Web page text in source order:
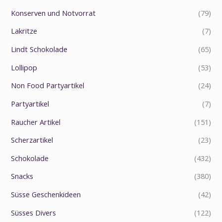
Konserven und Notvorrat
(79)
Lakritze
(7)
Lindt Schokolade
(65)
Lollipop
(53)
Non Food Partyartikel
(24)
Partyartikel
(7)
Raucher Artikel
(151)
Scherzartikel
(23)
Schokolade
(432)
Snacks
(380)
Süsse Geschenkideen
(42)
Süsses Divers
(122)